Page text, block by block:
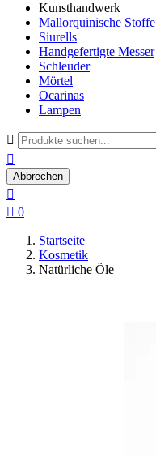
Kunsthandwerk
Mallorquinische Stoffe
Siurells
Handgefertigte Messer
Schleuder
Mörtel
Ocarinas
Lampen


Abbrechen

 0
Startseite
Kosmetik
Natürliche Öle